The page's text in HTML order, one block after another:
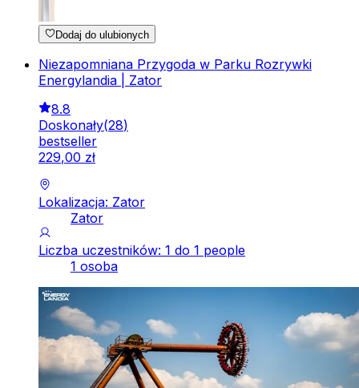
Dodaj do ulubionych
Niezapomniana Przygoda w Parku Rozrywki
Energylandia | Zator
8.8
Doskonały(28)
bestseller
229,00 zł
Lokalizacja: Zator
Zator
Liczba uczestników: 1 do 1 people
1 osoba